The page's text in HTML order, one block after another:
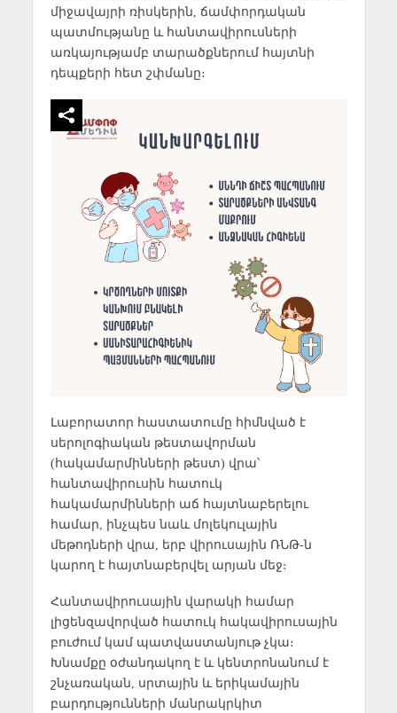
միջավայրի ռիսկերին, ճամփորդական
պատմությանը և հանտավիրուսների
առկայությամբ տարածքներում հայտնի
դեպքերի հետ շփմանը։
Լաբորատոր հաստատումը հիմնված է
սերոլոգիական թեստավորման
(հակամարմինների թեստ) վրա՝
հանտավիրուսին հատուկ
հակամարմինների աճ հայտնաբերելու
համար, ինչպես նաև մոլեկուլային
մեթոդների վրա, երբ վիրուսային ՌՆԹ-ն
կարող է հայտնաբերվել արյան մեջ։
Հանտավիրուսային վարակի համար
լիցենզավորված հատուկ հակավիրուսային
բուժում կամ պատվաստանյութ չկա։
Խնամքը օժանդակող է և կենտրոնանում է
շնչառական, սրտային և երիկամային
բարդությունների մանրակրկիտ